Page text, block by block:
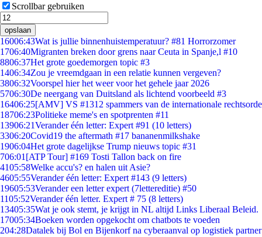
Scrollbar gebruiken
opslaan
16006:43Wat is jullie binnenhuistemperatuur? #81 Horrorzomer
1706:40Migranten breken door grens naar Ceuta in Spanje,l #10
8806:37Het grote goedemorgen topic #3
1406:34Zou je vreemdgaan in een relatie kunnen vergeven?
3806:32Voorspel hier het weer voor het gehele jaar 2026
5706:30De neergang van Duitsland als lichtend voorbeeld #3
16406:25[AMV] VS #1312 spammers van de internationale rechtsorde
18706:23Politieke meme's en spotprenten #11
13906:21Verander één letter: Expert #91 (10 letters)
3306:20Covid19 the aftermath #17 bananenmilkshake
1906:04Het grote dagelijkse Trump nieuws topic #31
706:01 [ATP Tour] #169 Tosti Tallon back on fire
4105:58Welke accu's? en halen uit Asie?
4605:55Verander één letter: Expert #143 (9 letters)
19605:53Verander een letter expert (7lettereditie) #50
1105:52Verander één letter. Expert # 75 (8 letters)
13405:35Wat je ook stemt, je krijgt in NL altijd Links Liberaal Beleid.
17005:34Boeken worden opgekocht om chatbots te voeden
204:28Datalek bij Bol en Bijenkorf na cyberaanval op logistiek partner